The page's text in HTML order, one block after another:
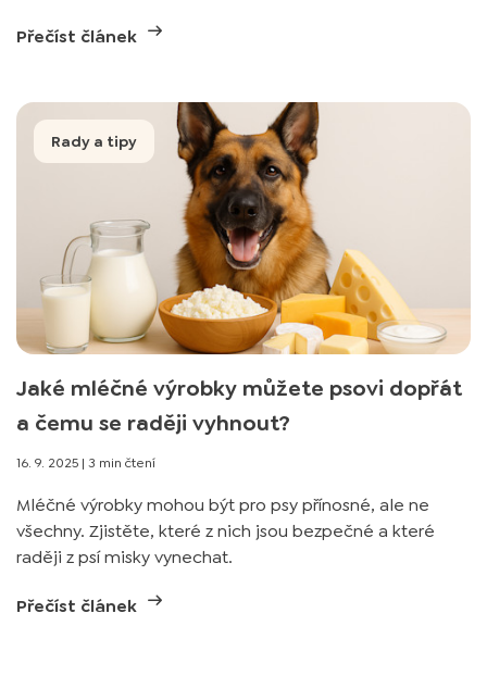
Přečíst článek
Rady a tipy
Jaké mléčné výrobky můžete psovi dopřát
a čemu se raději vyhnout?
16. 9. 2025 | 3 min čtení
Mléčné výrobky mohou být pro psy přínosné, ale ne
všechny. Zjistěte, které z nich jsou bezpečné a které
raději z psí misky vynechat.
Přečíst článek